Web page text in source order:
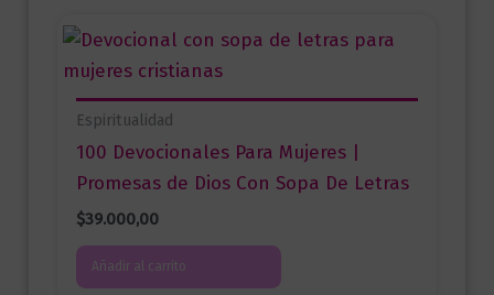
Espiritualidad
100 Devocionales Para Mujeres |
Promesas de Dios Con Sopa De Letras
$39.000,00
Añadir al carrito